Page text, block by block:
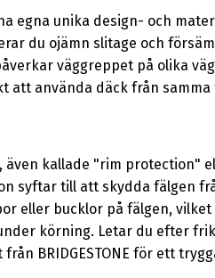
egna unika design- och
du ojämn slitage och
väggreppet på olika
använda däck från
även kallade "rim protection"
syftar till att skydda fälgen
eller bucklor på fälgen,
körning. Letar du efter
BRIDGESTONE för ett